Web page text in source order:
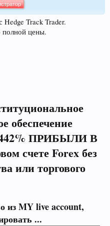
Track Trader.
полной цены.
обеспечение
ПРИБЫЛИ В
счете Forex без
или торгового
из MY live account,
...